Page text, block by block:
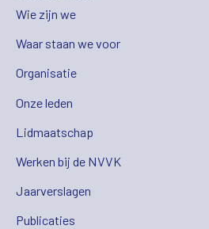
Wie zijn we
Waar staan we voor
Organisatie
Onze leden
Lidmaatschap
Werken bij de NVVK
Jaarverslagen
Publicaties